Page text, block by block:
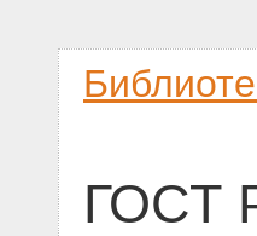
ГОСТ